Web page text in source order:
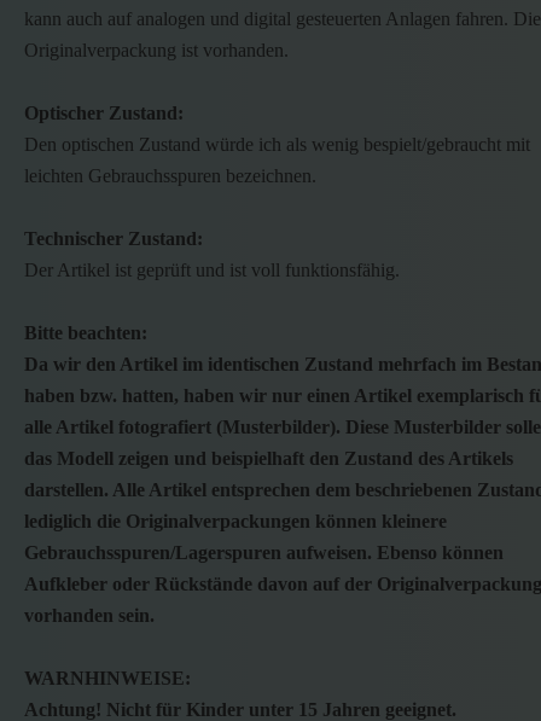
kann auch auf analogen und digital gesteuerten Anlagen fahren. Die
Originalverpackung ist vorhanden.
Optischer Zustand:
Den optischen Zustand würde ich als wenig bespielt/gebraucht mit
leichten Gebrauchsspuren bezeichnen.
Technischer Zustand:
Der Artikel ist geprüft und ist voll funktionsfähig.
Bitte beachten:
Da wir den Artikel im identischen Zustand mehrfach im
haben bzw. hatten, haben wir nur einen Artikel exemplarisch
alle Artikel fotografiert (Musterbilder). Diese Musterbilder
das Modell zeigen und beispielhaft den Zustand des Artikels
darstellen. Alle Artikel entsprechen dem beschriebenen
lediglich die Originalverpackungen können kleinere
Gebrauchsspuren/Lagerspuren aufweisen. Ebenso können
Aufkleber oder Rückstände davon auf der Originalverpackung
vorhanden sein.
WARNHINWEISE:
Achtung! Nicht für Kinder unter 15 Jahren geeignet.